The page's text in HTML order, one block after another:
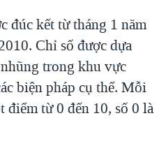
đúc kết từ tháng 1 năm
Chỉ số được dựa
trong khu vực
biện pháp cụ thể. Mỗi
điểm từ 0 đến 10, số 0 là